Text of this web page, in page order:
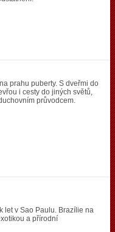
prahu puberty. S dveřmi do
i cesty do jiných světů,
průvodcem.
let v Sao Paulu. Brazílie na
a přírodní